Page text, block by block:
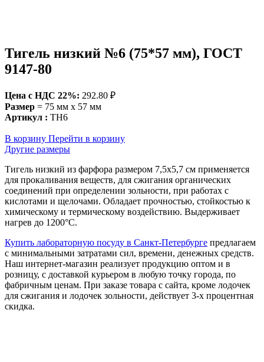
Тигель низкий №6 (75*57 мм), ГОСТ
9147-80
Цена c НДС 22%: 292.80 ₽
Размер = 75 мм х 57 мм
Артикул : ТН6
В корзину Перейти в корзину
Другие размеры
Тигель низкий из фарфора размером 7,5х5,7 см применяется
для прокаливания веществ, для сжигания органических
соединений при определении зольности, при работах с
кислотами и щелочами. Обладает прочностью, стойкостью к
химическому и термическому воздействию. Выдерживает
нагрев до 1200°С.
Купить лабораторную посуду в Санкт-Петербурге предлагаем
с минимальными затратами сил, времени, денежных средств.
Наш интернет-магазин реализует продукцию оптом и в
розницу, с доставкой курьером в любую точку города, по
фабричным ценам. При заказе товара с сайта, кроме лодочек
для сжигания и лодочек зольности, действует 3-х процентная
скидка.